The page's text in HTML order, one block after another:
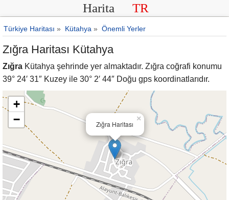
Harita TR
Türkiye Haritası » Kütahya » Önemli Yerler
Zığra Haritası Kütahya
Zığra Kütahya şehrinde yer almaktadır. Zığra coğrafi konumu
39° 24′ 31″ Kuzey ile 30° 2′ 44″ Doğu gps koordinatlarıdır.
Zığra Haritası
×
+
−